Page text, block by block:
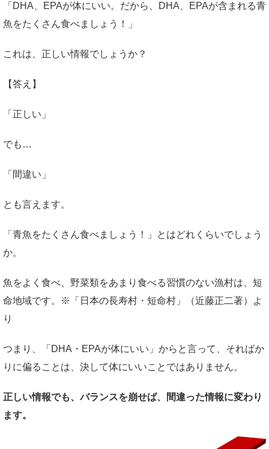
「DHA、EPAが体にいい。だから、DHA、EPAが含まれる青
魚をたくさん食べましょう！」
これは、正しい情報でしょうか？
【答え】
「正しい」
でも…
「間違い」
とも言えます。
「青魚をたくさん食べましょう！」とはどれくらいでしょう
か。
魚をよく食べ、野菜類をあまり食べる習慣のない漁村は、短
命地域です。※「日本の長寿村・短命村」（近藤正二著）よ
り
つまり、「DHA・EPAが体にいい」からと言って、そればか
りに偏ることは、決して体にいいことではありません。
正しい情報でも、バランスを崩せば、間違った情報に変わり
ます。